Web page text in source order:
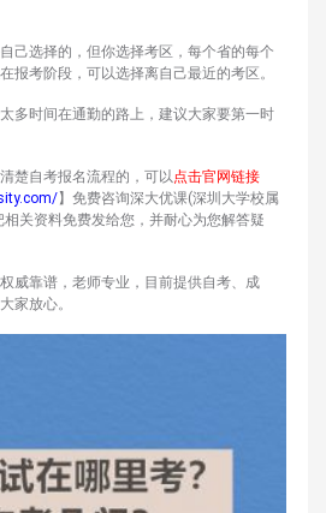
己选择的，但你选择考区，每个省的每个
报考阶段，可以选择离自己最近的考区。
多时间在通勤的路上，建议大家要第一时
楚自考报名流程的，可以点击官网链接
】免费咨询深大优课(深圳大学校属
关资料免费发给您，并耐心为您解答疑
威靠谱，老师专业，目前提供自考、成
家放心。